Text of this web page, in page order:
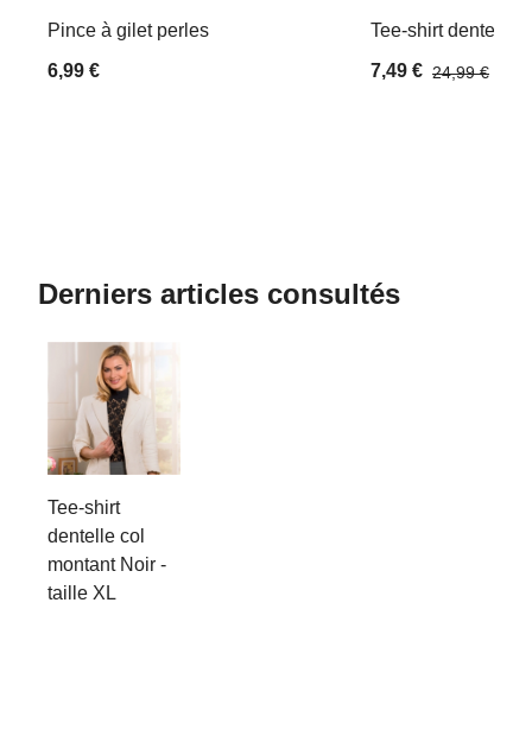
Pince à gilet perles
6,99 €
Tee-shirt dentelle
7,49 € 24,99 €
Derniers articles consultés
Tee-shirt
dentelle col
montant Noir -
taille XL